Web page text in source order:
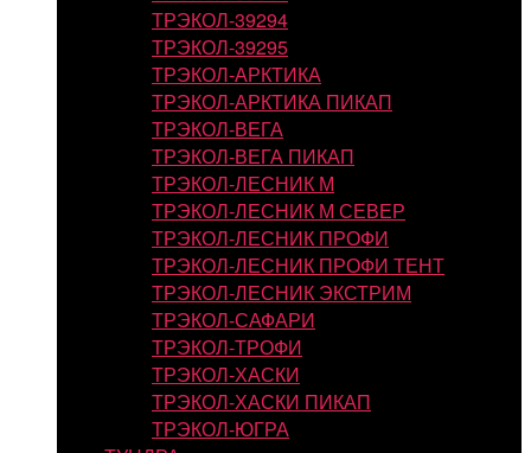
ТРЭКОЛ-39294
ТРЭКОЛ-39295
ТРЭКОЛ-АРКТИКА
ТРЭКОЛ-АРКТИКА ПИКАП
ТРЭКОЛ-ВЕГА
ТРЭКОЛ-ВЕГА ПИКАП
ТРЭКОЛ-ЛЕСНИК М
ТРЭКОЛ-ЛЕСНИК М СЕВЕР
ТРЭКОЛ-ЛЕСНИК ПРОФИ
ТРЭКОЛ-ЛЕСНИК ПРОФИ ТЕНТ
ТРЭКОЛ-ЛЕСНИК ЭКСТРИМ
ТРЭКОЛ-САФАРИ
ТРЭКОЛ-ТРОФИ
ТРЭКОЛ-ХАСКИ
ТРЭКОЛ-ХАСКИ ПИКАП
ТРЭКОЛ-ЮГРА